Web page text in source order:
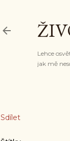
Lehce
jak mě
Sdílet